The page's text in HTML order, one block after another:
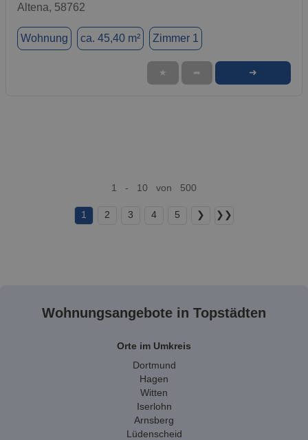
Altena, 58762
Wohnung ca. 45,40 m² Zimmer 1
★ ➦ ➜
1 - 10 von 500
1 2 3 4 5 ❯ ❯❯
Wohnungsangebote in Topstädten
Orte im Umkreis
Dortmund
Hagen
Witten
Iserlohn
Arnsberg
Lüdenscheid